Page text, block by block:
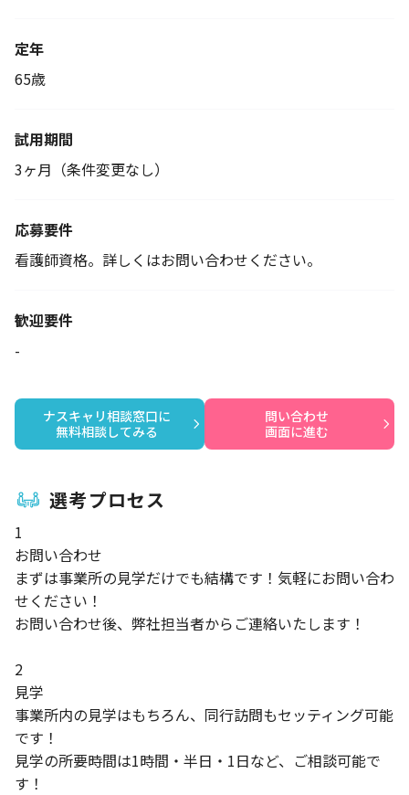
定年
65歳
試用期間
3ヶ月（条件変更なし）
応募要件
看護師資格。詳しくはお問い合わせください。
歓迎要件
-
ナスキャリ相談窓口に
無料相談してみる
問い合わせ
画面に進む
選考プロセス
1
お問い合わせ
まずは事業所の見学だけでも結構です！気軽にお問い合わ
せください！
お問い合わせ後、弊社担当者からご連絡いたします！
2
見学
事業所内の見学はもちろん、同行訪問もセッティング可能
です！
見学の所要時間は1時間・半日・1日など、ご相談可能で
す！